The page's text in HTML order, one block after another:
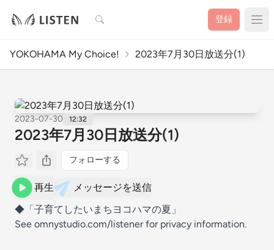
検索 登録
YOKOHAMA My Choice! 2023年7月30日放送分(1)
2023-07-30 12:32
2023年7月30日放送分(1)
フォローする
再生
メッセージを送信
◆「子育てしたいまちヨコハマの夏」
See omnystudio.com/listener for privacy information.